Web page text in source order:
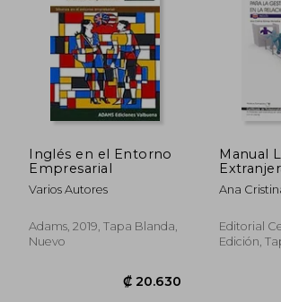
Inglés en el Entorno
Empresarial
Varios Autores
Adams, 2019, Tapa Blanda,
Nuevo
Manual
Para la
Cliente.
de
Ana
Editorial
Edición,